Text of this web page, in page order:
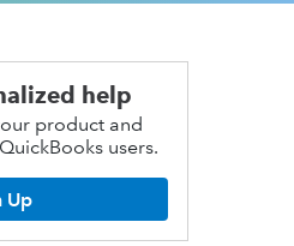
help
product and
users.
Up